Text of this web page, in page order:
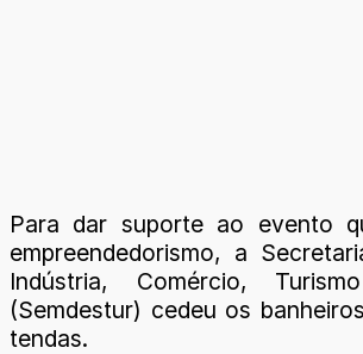
Para dar suporte ao evento
empreendedorismo, a
Indústria, Comércio,
(Semdestur) cedeu os
tendas.